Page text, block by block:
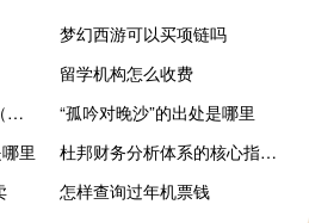
梦幻西游可以买项链吗
留学机构怎么收费
小兔子的外形特点怎么写（小兔子的外形特点）
“孤吟对晚沙”的出处是哪里
里
杜邦财务分析体系的核心指标是（）。
怎样查询过年机票钱